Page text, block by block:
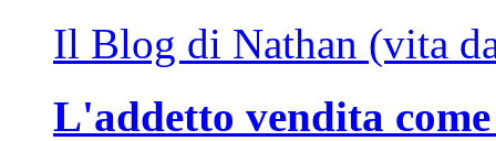
Il Blog di Nathan (vita
L'addetto vendita